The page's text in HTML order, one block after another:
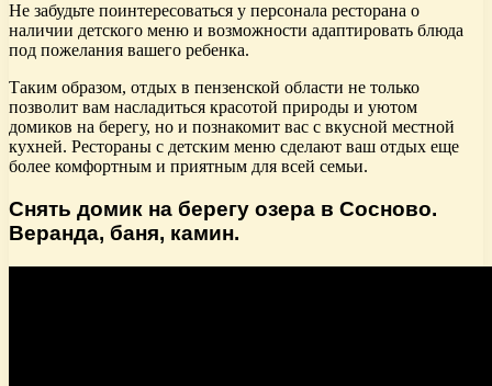
Не забудьте поинтересоваться у персонала ресторана о
наличии детского меню и возможности адаптировать блюда
под пожелания вашего ребенка.
Таким образом, отдых в пензенской области не только
позволит вам насладиться красотой природы и уютом
домиков на берегу, но и познакомит вас с вкусной местной
кухней. Рестораны с детским меню сделают ваш отдых еще
более комфортным и приятным для всей семьи.
Снять домик на берегу озера в Сосново.
Веранда, баня, камин.